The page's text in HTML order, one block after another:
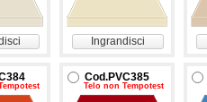
Ingrandisci
Cod.PVC385
Telo non Tempotest